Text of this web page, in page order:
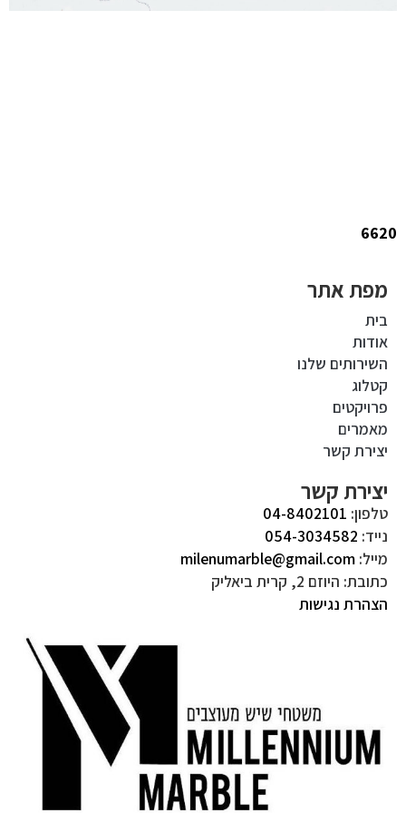
6620
מפת אתר
בית
אודות
השירותים שלנו
קטלוג
פרויקטים
מאמרים
יצירת קשר
יצירת קשר
טלפון: 04-8402101
נייד: 054-3034582
מייל: milenumarble@gmail.com
כתובת: היוזם 2, קרית ביאליק
הצהרת נגישות